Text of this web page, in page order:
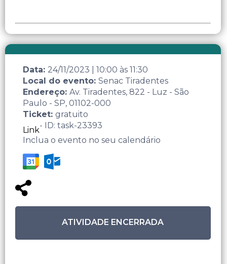
Data: 24/11/2023 10:00 às 11:30
Local do evento: Senac Tiradentes
Endereço: Av. Tiradentes, 822 - Luz - São
Paulo - SP, 01102-000
Ticket: gratuito
Link- ID: task-23393
Inclua o evento no seu calendário
ATIVIDADE ENCERRADA